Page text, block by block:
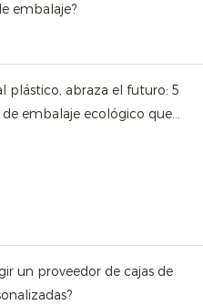
embalaje?
plástico, abraza el futuro: 5
embalaje ecológico que
un proveedor de cajas de